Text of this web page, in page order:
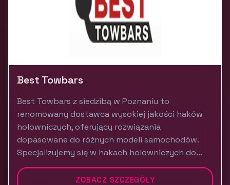
Best Towbars
Best Towbars z siedzibą w Poznaniu to
renomowany dostawca wysokiej jakości haków
holowniczych, oferujący rozwiązania
dopasowane do różnych modeli samochodów.
Specjalizujemy się w hakach holowniczych do...
ZOBACZ SZCZEGÓŁY